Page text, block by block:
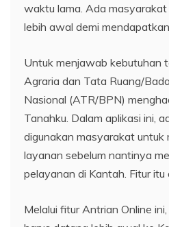
waktu lama. Ada
lebih awal demi
Untuk menjawab kebutuhan
Agraria dan Tata Ruang/
Nasional (ATR/BPN)
Tanahku. Dalam aplikasi ini,
digunakan masyarakat untuk
layanan sebelum nantinya
pelayanan di Kantah. Fitur itu
Melalui fitur Antrian Online